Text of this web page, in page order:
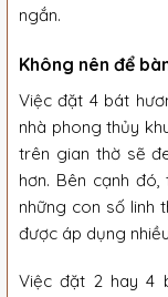
ngắn.
Không nên để
Việc đặt 4 bát
nhà phong thủy
trên gian thờ sẽ
hơn. Bên cạnh
những con số linh
được áp dụng
Việc đặt 2 hay 4